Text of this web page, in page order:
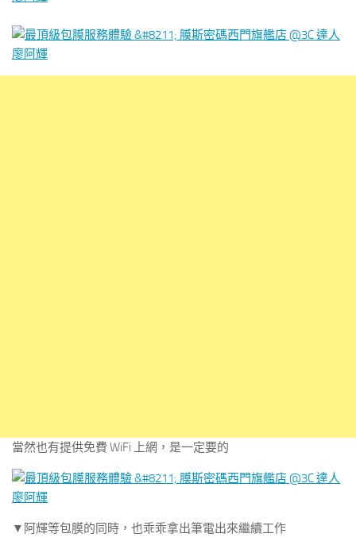
當然也有提供免費 WiFi 上網，是一定要的
▼阿輝等包膜的同時，也乖乖拿出筆電出來繼續工作